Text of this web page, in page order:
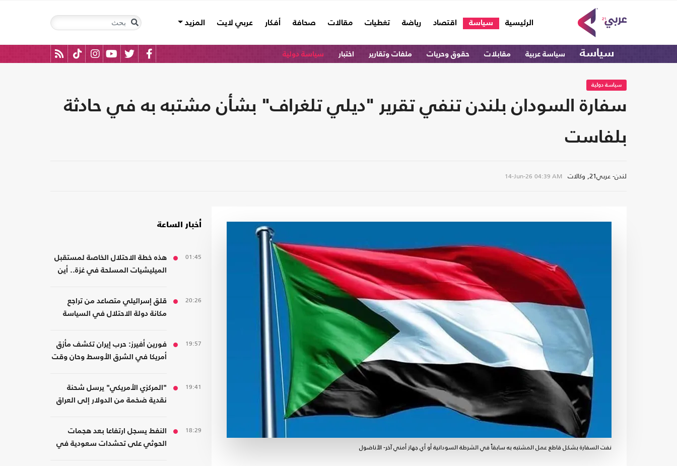
الرئيسية
(current) سياسة اقتصاد رياضة تغطيات مقالات صحافة أفكار عربي لايت المزيد
سياسة سياسة عربية مقابلات حقوق وحريات ملفات وتقارير اختبار سياسة دولية
سياسة دولية
سفارة السودان بلندن تنفي تقرير "ديلي تلغراف" بشأن مشتبه به في حادثة
بلفاست
لندن- عربي21, وكالات 14-Jun-26 04:39 AM
نفت السفارة بشكل قاطع عمل المشتبه به سابقاً في الشرطة السودانية أو أي جهاز أمني آخر- الأناضول
أخبار الساعة
01:45
هذه خطة الاحتلال الخاصة لمستقبل
الميليشيات المسلحة في غزة.. أين
20:26
قلق إسرائيلي متصاعد من تراجع
مكانة دولة الاحتلال في السياسة
19:57
فورين أفيرز: حرب إيران تكشف مأزق
أمريكا في الشرق الأوسط وحان وقت
19:41
"المركزي الأمريكي" يرسل شحنة
نقدية ضخمة من الدولار إلى العراق
18:29
النفط يسجل ارتفاعا بعد هجمات
الحوثي على تحشدات سعودية في